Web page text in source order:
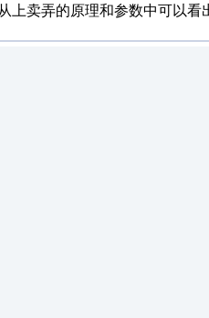
上卖弄的原理和参数中可以